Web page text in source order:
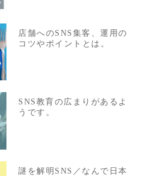
店舗へのSNS集客、運用の
コツやポイントとは。
SNS教育の広まりがあるよ
うです。
謎を解明SNS／なんで日本